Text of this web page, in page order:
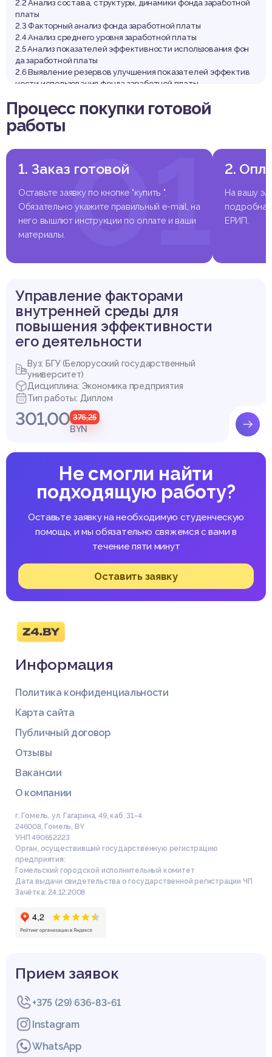
2.2 Анализ состава, структуры, динамики фонда заработной
платы
2.3 Факторный анализ фонда заработной платы
2.4 Анализ среднего уровня заработной платы
2.5 Анализ показателей эффективности использования фон
да заработной платы
2.6 Выявление резервов улучшения показателей эффектив
ности использования фонда заработной платы
уда на ОАО «Гомельтехмонтаж»
Заключение
Список использованных источников
Выдержка из работы
Процесс покупки готовой
работы
01
1. Заказ готовой
Оставьте заявку по кнопке "купить ".
Обязательно укажите правильный e-mail, на
него вышлют инструкции по оплате и ваши
материалы.
2.
На вашу
подробная
ЕРИП.
Управление факторами
внутренней среды для
повышения эффективности
его деятельности
Вуз: БГУ (Белорусский государственный
университет)
Дисциплина: Экономика предприятия
Тип работы: Диплом
301,00 376,25
BYN
Не смогли найти
подходящую работу?
Оставьте заявку на необходимую студенческую
помощь, и мы обязательно свяжемся с вами в
течение пяти минут
Оставить заявку
Информация
Политика конфиденциальности
Карта сайта
Публичный договор
Отзывы
Вакансии
О компании
г. Гомель, ул. Гагарина, 49, каб. 31-4
246008, Гомель, BY
УНП 490652223
Орган, осуществивший государственную регистрацию
предприятия:
Гомельский городской исполнительный комитет
Дата выдачи свидетельства о государственной регистрации ЧП
Зачётка: 24.12.2008
Прием заявок
+375 (29) 636-83-61
Instagram
WhatsApp